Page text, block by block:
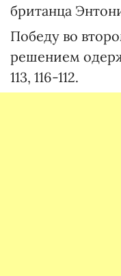
британца
Победу во
решением
113, 116-112.